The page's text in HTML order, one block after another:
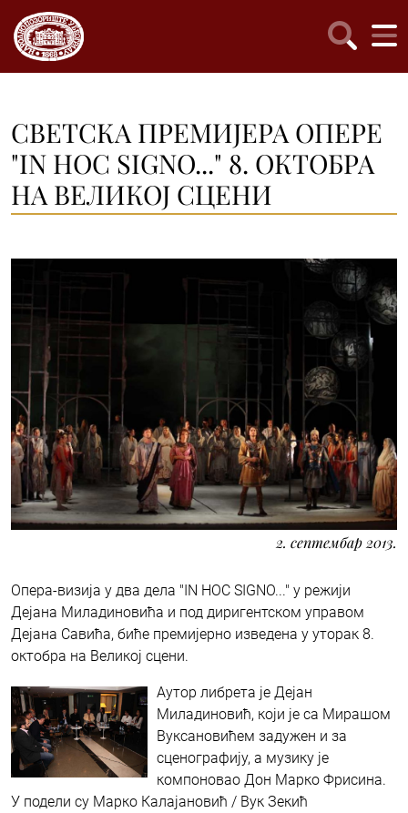
СВЕТСКА ПРЕМИЈЕРА ОПЕРЕ
"IN HOC SIGNO..." 8. ОКТОБРА
НА ВЕЛИКОЈ СЦЕНИ
2. септембар 2013.
Опера-визија у два дела "IN HOC SIGNO..." у режији
Дејана Миладиновића и под диригентском управом
Дејана Савића, биће премијерно изведена у уторак 8.
октобра на Великој сцени.
Аутор либрета је Дејан
Миладиновић, који је са Мирашом
Вуксановићем задужен и за
сценографију, а музику је
компоновао Дон Марко Фрисина.
У подели су Марко Калајановић / Вук Зекић